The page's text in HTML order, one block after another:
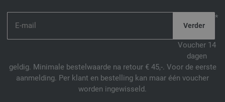
*
Voucher 14
dagen
geldig. Minimale bestelwaarde na retour € 45,-. Voor de eerste
aanmelding. Per klant en bestelling kan maar één voucher
worden ingewisseld.